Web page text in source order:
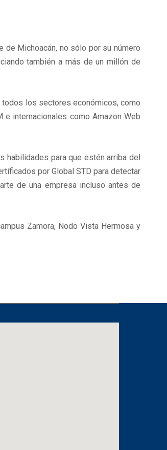
Michoacán, no sólo por su número
también a más de un millón de
todos los sectores económicos, como
e internacionales como Amazon Web
habilidades para que estén arriba del
por Global STD para detectar
de una empresa incluso antes de
Zamora, Nodo Vista Hermosa y